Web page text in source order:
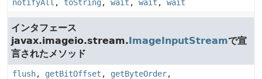
notifyAll , toString, wait , wait , wait
インタフェース
javax.imageio.stream.ImageInputStreamで宣
言されたメソッド
flush, getBitOffset , getByteOrder,